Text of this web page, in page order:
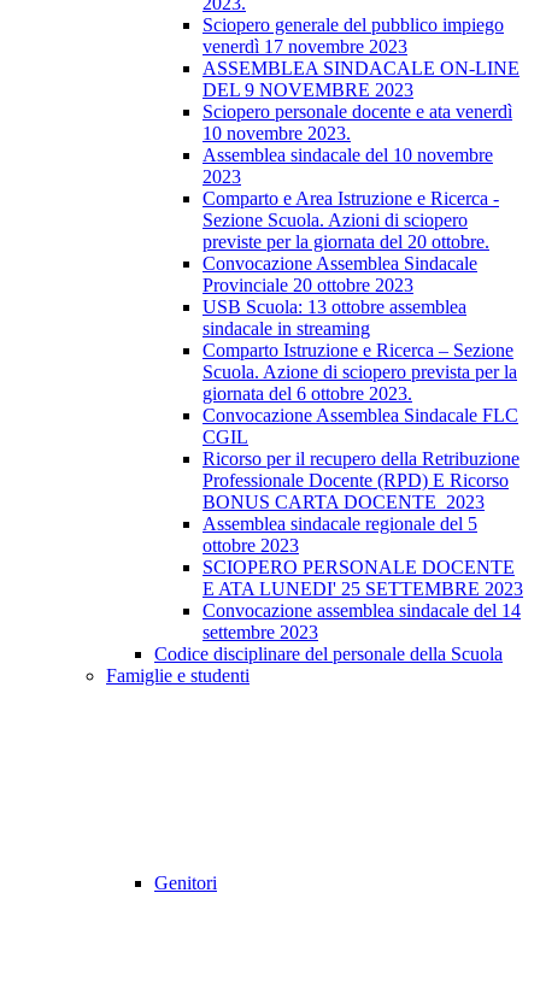
Sciopero generale del pubblico impiego
venerdì 17 novembre 2023
ASSEMBLEA SINDACALE ON-LINE
DEL 9 NOVEMBRE 2023
Sciopero personale docente e ata venerdì
10 novembre 2023.
Assemblea sindacale del 10 novembre
2023
Comparto e Area Istruzione e Ricerca -
Sezione Scuola. Azioni di sciopero
previste per la giornata del 20 ottobre.
Convocazione Assemblea Sindacale
Provinciale 20 ottobre 2023
USB Scuola: 13 ottobre assemblea
sindacale in streaming
Comparto Istruzione e Ricerca – Sezione
Scuola. Azione di sciopero prevista per la
giornata del 6 ottobre 2023.
Convocazione Assemblea Sindacale FLC
CGIL
Ricorso per il recupero della Retribuzione
Professionale Docente (RPD) E Ricorso
BONUS CARTA DOCENTE_2023
Assemblea sindacale regionale del 5
ottobre 2023
SCIOPERO PERSONALE DOCENTE
E ATA LUNEDI' 25 SETTEMBRE 2023
Convocazione assemblea sindacale del 14
settembre 2023
Codice disciplinare del personale della Scuola
Famiglie e studenti
Genitori